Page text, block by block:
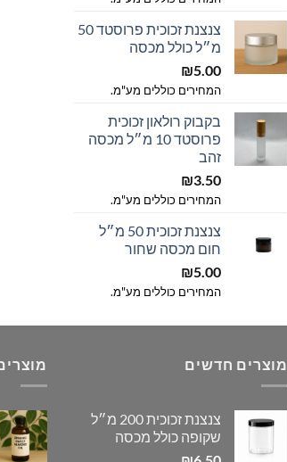
עד
צנצנת זכוכית פרוסטד 50
מ״ל כולל מכסה
₪5.00
המחירים כוללים מע"מ.
בקבוק רולאון זכוכית
פרוסטד 10 מ״ל מכסה
זהב
₪3.50
המחירים כוללים מע"מ.
צנצנת זכוכית 50 מ״ל
חום מכסה שחור
₪5.00
המחירים כוללים מע"מ.
מוצרים חדשים
צנצנת זכוכית 200 מ״ל
שקופה כולל מכסה